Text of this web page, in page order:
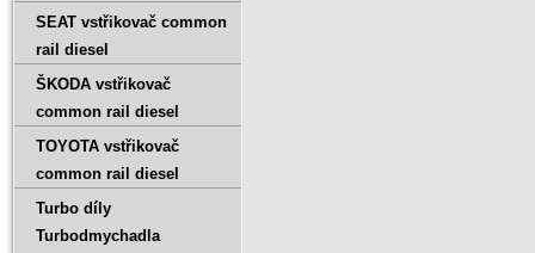
SEAT vstřikovač common
rail diesel
ŠKODA vstřikovač
common rail diesel
TOYOTA vstřikovač
common rail diesel
Turbo díly
Turbodmychadla